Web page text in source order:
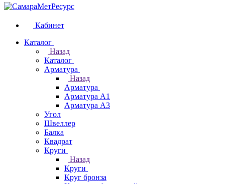
Кабинет
Каталог
Назад
Каталог
Арматура
Назад
Арматура
Арматура А1
Арматура А3
Угол
Швеллер
Балка
Квадрат
Круги
Назад
Круги
Круг бронза